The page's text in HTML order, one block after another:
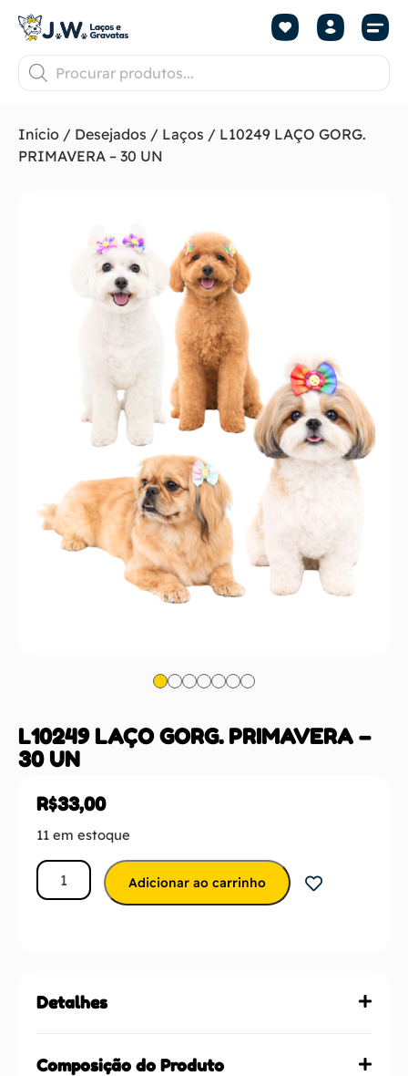
Início / Desejados / Laços / L10249 LAÇO GORG.
PRIMAVERA – 30 UN
L10249 LAÇO GORG. PRIMAVERA –
30 UN
R$33,00
11 em estoque
Adicionar ao carrinho
Detalhes
Composição do Produto